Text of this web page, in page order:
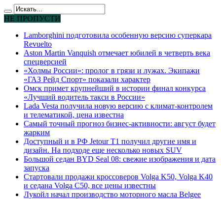
НЕ ПРОПУСТИ
Lamborghini подготовила особенную версию суперкара
Revuelto
Aston Martin Vanquish отмечает юбилей в четверть века
спецверсией
«Холмы России»: пролог в грязи и лужах. Экипажи
«ГАЗ Рейд Спорт» показали характер
Омск примет крупнейший в истории финал конкурса
«Лучший водитель такси в России»
Lada Vesta получила новую версию с климат-контролем
и телематикой, цена известна
Самый точный прогноз бизнес-активности: август будет
жарким
Доступный и в РФ Jetour T1 получил другие имя и
дизайн. На подходе еще несколько новых SUV
Большой седан BYD Seal 08: свежие изображения и дата
запуска
Стартовали продажи кроссоверов Volga K50, Volga K40
и седана Volga C50, все цены известны
Лукойл начал производство моторного масла Belgee